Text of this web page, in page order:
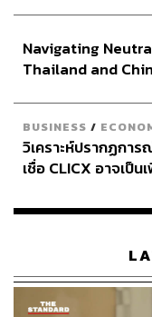
Navigating
Thailand and
BUSINESS /
วิเคราะห์ปรากฏกา
เชื่อ CLICX อาจเป็
เรือนไทยที่ถูกซุกไว้